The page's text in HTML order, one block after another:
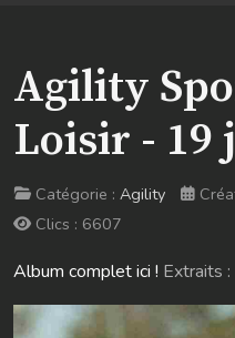
Agility
Loisir - 19
Catégorie : Agility
Clics : 6607
Album complet ici ! Extraits :